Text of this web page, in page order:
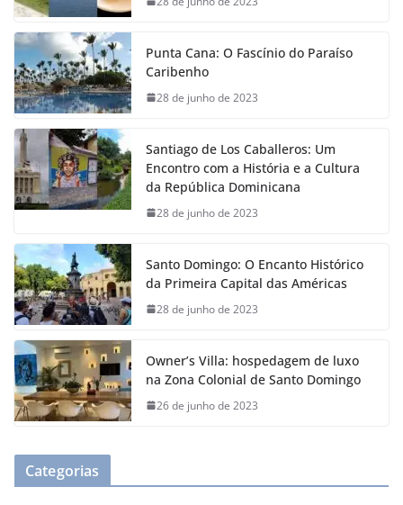
Punta Cana: O Fascínio do Paraíso
Caribenho
28 de junho de 2023
Santiago de Los Caballeros: Um
Encontro com a História e a Cultura
da República Dominicana
28 de junho de 2023
Santo Domingo: O Encanto Histórico
da Primeira Capital das Américas
28 de junho de 2023
Owner’s Villa: hospedagem de luxo
na Zona Colonial de Santo Domingo
26 de junho de 2023
Categorias